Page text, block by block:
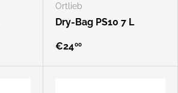
Ortlieb
Dry-Bag PS10 7 L
€2400